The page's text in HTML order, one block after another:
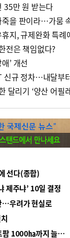
35만 원 받는다
죽을 판이라…가뭄
지, 규제완화 특
전은 책임없다?
’ 개선
신규 정차…내달부
달리기 ‘양산 어필
선다(종합)
제주냐’ 10일 결정
…우려가 현실로
■ 경남 농정 비전 ‘잘 사는 농촌’…스마트팜 1000㏊까지 늘린다